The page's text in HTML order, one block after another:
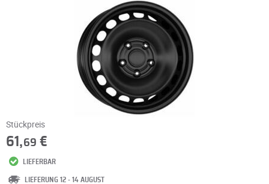
Stückpreis
61,69 €
LIEFERBAR
LIEFERUNG 12 - 14 AUGUST